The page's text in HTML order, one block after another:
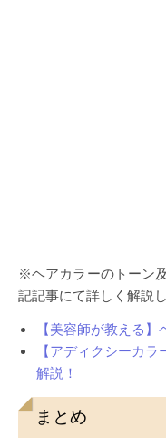
※ヘアカラーのトーン
記記事にて詳しく解説し
【美容師が教える
【アディクシーカ
解説！
まとめ